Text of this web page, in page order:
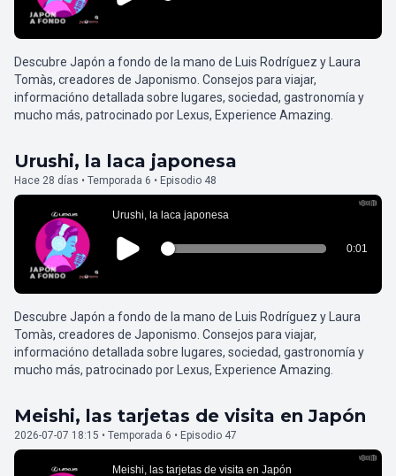
Descubre Japón a fondo de la mano de Luis Rodríguez y Laura
Tomàs, creadores de Japonismo. Consejos para viajar,
informacióno detallada sobre lugares, sociedad, gastronomía y
mucho más, patrocinado por Lexus, Experience Amazing.
Urushi, la laca japonesa
Hace 28 días • Temporada 6 • Episodio 48
Descubre Japón a fondo de la mano de Luis Rodríguez y Laura
Tomàs, creadores de Japonismo. Consejos para viajar,
informacióno detallada sobre lugares, sociedad, gastronomía y
mucho más, patrocinado por Lexus, Experience Amazing.
Meishi, las tarjetas de visita en Japón
2026-07-07 18:15 • Temporada 6 • Episodio 47